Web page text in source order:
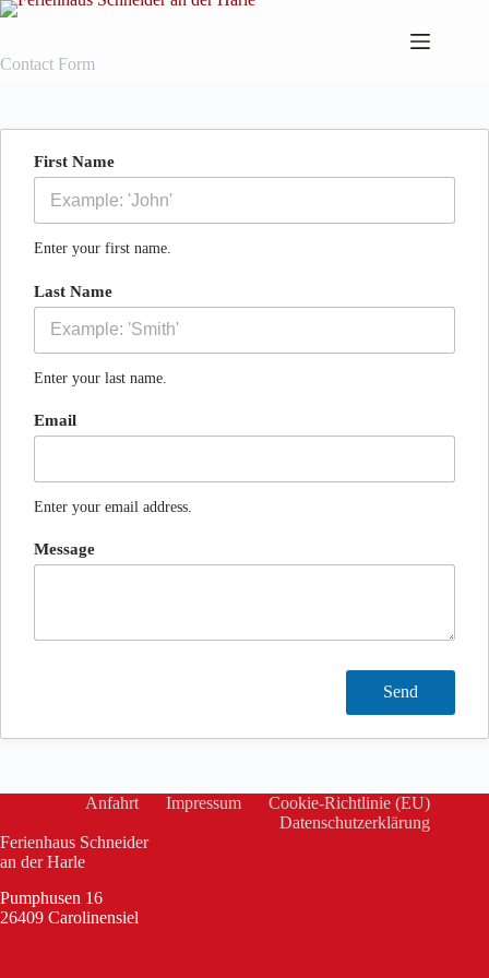
Zum
Contact Form
First Name
Enter your first name.
Last Name
Enter your last name.
Email
Enter your email address.
Message
Anfahrt Impressum
Cookie-Richtlinie (EU)
Datenschutzerklärung
Ferienhaus Schneider
an der Harle
Pumphusen 16
26409 Carolinensiel